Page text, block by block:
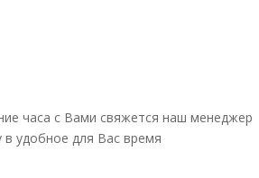
часа с Вами свяжется наш менеджер
в удобное для Вас время